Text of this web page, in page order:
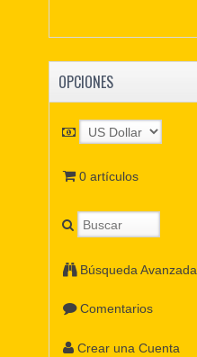
OPCIONES
0 artículos
Búsqueda Avanzada
Comentarios
Crear una Cuenta